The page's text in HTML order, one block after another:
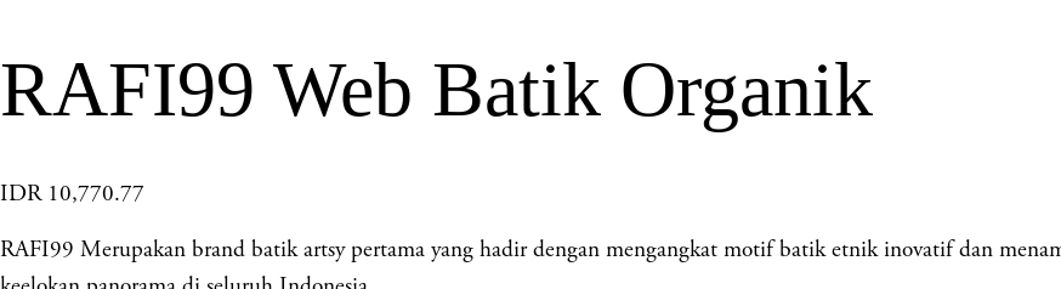
RAFI99 Web Batik Organik
IDR 10,770.77
RAFI99 Merupakan brand batik artsy pertama yang hadir dengan mengangkat motif batik etnik inovatif dan